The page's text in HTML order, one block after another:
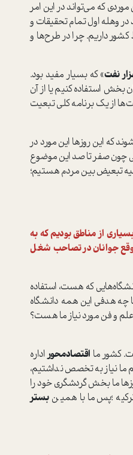
موردی که می‌تواند در این امر
در وهله اول تمام تحقیقات و
کشور داریم. چرا در طرح‌ها و
نفت» که بسیار مفید بود.
استفاده کنیم یا از آن
از یک برنامه کلی تبعیت
که این روزها این مورد در
چون صفر تا صد این موضوع
تبعیض بین مردم هستیم؛
از مناطق بودیم که به
جوانان در تصاحب شغل
که هست، استفاده
چه هدفی این همه دانشگاه
و فن مورد نیاز ما هست؟
کشور ما اقتصاد‌محوراداره
ما نیاز به تخصص نداشتیم،
ما بخش گردشگری خود را
؛پس ما با همین بستر